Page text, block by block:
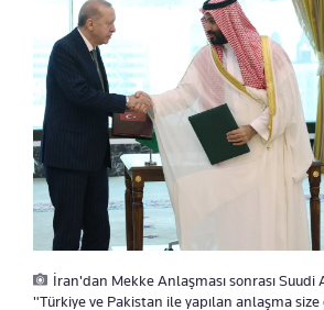
İran'dan Mekke Anlaşması sonrası Suudi
"Türkiye ve Pakistan ile yapılan anlaşma